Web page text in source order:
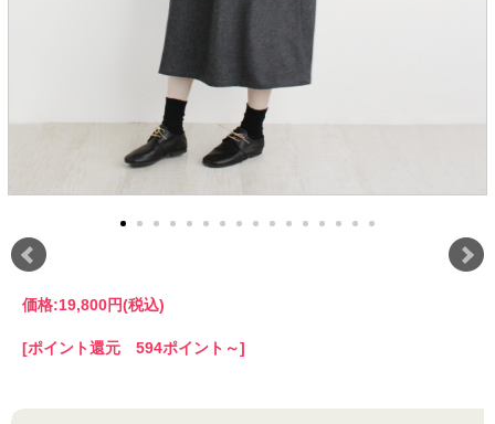
マイページ
お買い物カゴ
配送遅延情報
ご利用について
実店舗のご案内
LINE@お友だち登録で
価格:19,800円(税込)
[ポイント還元 594ポイント～]